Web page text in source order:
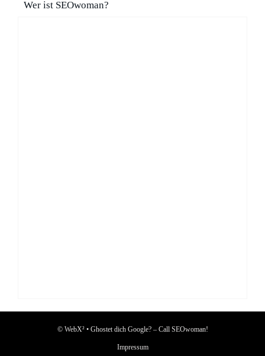
Wer ist SEOwoman?
© WebX² • Ghostet dich Google? – Call SEOwoman!
Impressum